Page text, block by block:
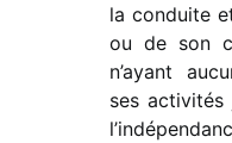
la conduite
ou de son
n’ayant
ses